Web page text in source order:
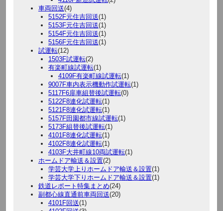
車両回送(4)
5152F元住吉回送(1)
5153F元住吉回送(1)
5154F元住吉回送(1)
5156F元住吉回送(1)
試運転(12)
1503F試運転(2)
有楽町線試運転(1)
4109F有楽町線試運転(1)
9007F車内表示機動作試運転(1)
5117F6扉車組替後試運転(0)
5122F8連化試運転(1)
5121F8連化試運転(1)
5157F田園都市線試運転(1)
5173F組替後試運転(1)
4101F8連化試運転(1)
4102F8連化試運転(1)
4103F大井町線10両試運転(1)
ホームドア輸送＆設置(2)
学芸大学上りホームドア輸送＆設置(1)
学芸大学下りホームドア輸送＆設置(1)
鉄道レポート特集まとめ(24)
副都心線直通前車両回送(20)
4101F回送(1)